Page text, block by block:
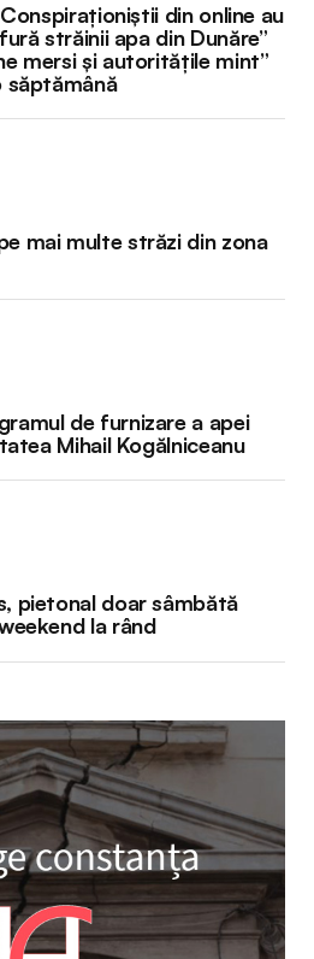
din online au
străinii apa din Dunăre”
mersi și autoritățile mint”
săptămână
mai multe străzi din zona
de furnizare a apei
Mihail Kogălniceanu
pietonal doar sâmbătă
la rând